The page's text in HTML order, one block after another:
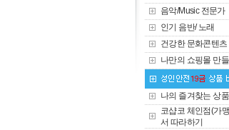
음악/Music 전문가
인기 음반/ 노래
건강한 문화콘텐츠
나만의 쇼핑몰 만들
나의 즐겨찾는 상
코샵코 체인점(가
서 따라하기